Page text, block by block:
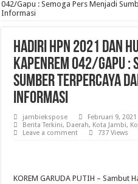
042/Gapu : Semoga Pers Menjadi
Informasi
Hadiri HPN 2021 dan
Kapenrem 042/Gapu :
Sumber Terpercaya
Informasi
jambiekspose
Februari 9, 2021
Berita Terkini, Daerah, Kota Jambi,
Leave a comment
737 Views
KOREM GARUDA PUTIH – Sambut